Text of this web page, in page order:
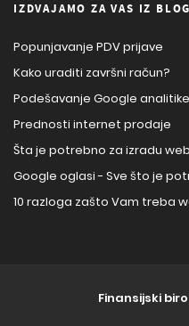
IZDVAJAMO ZA VAS IZ
Popunjavanje PDV prijave
Kako uraditi završni račun?
Podešavanje Google analitike
Prednosti internet prodaje
Šta je potrebno za izradu
Google oglasi - Sve što je
10 razloga zašto Vam treba
Finansijski biro